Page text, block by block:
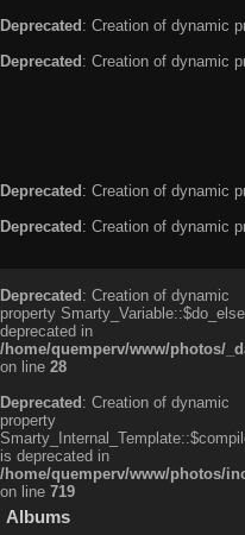
Deprecated : Creation of dynamic
Deprecated : Creation of dynamic
Deprecated: Creation of dynamic
Deprecated: Creation of dynamic
Deprecated: Creation of dynamic
property
deprecated in
/home/quemperv/www/photos/
on line 28
Deprecated: Creation of dynamic
property
is deprecated in
/home/quemperv/www/photos/
on line 719
Albums